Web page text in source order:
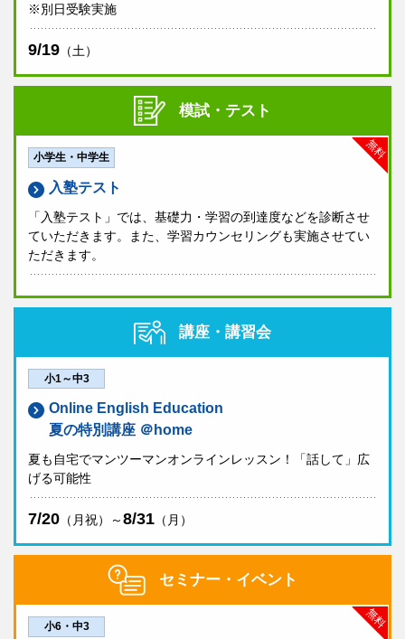
※別日受験実施
9/19 （土）
模試・テスト
無料
小学生・中学生
入塾テスト
「入塾テスト」では、基礎力・学習の到達度などを診断させ
ていただきます。また、学習カウンセリングも実施させてい
ただきます。
講座・講習会
小1～中3
Online English Education
夏の特別講座 ＠home
夏も自宅でマンツーマンオンラインレッスン！「話して」広
げる可能性
7/20 （月祝）～8/31 （月）
セミナー・イベント
無料
小6・中3